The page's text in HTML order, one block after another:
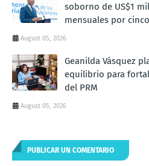
soborno de US$1
mensuales por
August 05, 2026
Geanilda Vásquez
equilibrio para
del PRM
August 05, 2026
PUBLICAR UN COMENTARIO